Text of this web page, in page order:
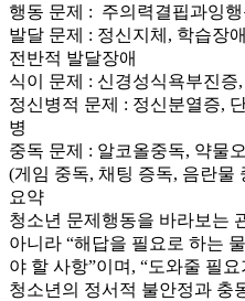
행동 문제 : 주의력결핍과잉
발달 문제 : 정신지체, 학습장
전반적 발달장애
식이 문제 : 신경성식욕부진
정신병적 문제 : 정신분열증,
병
중독 문제 : 알코올중독, 약물
(게임 중독, 채팅 증독, 음란물
요약
청소년 문제행동을 바라보는
아니라 “해답을 필요로 하는
야 할 사항”이며, “도와줄 필
청소년의 정서적 불안정과 충